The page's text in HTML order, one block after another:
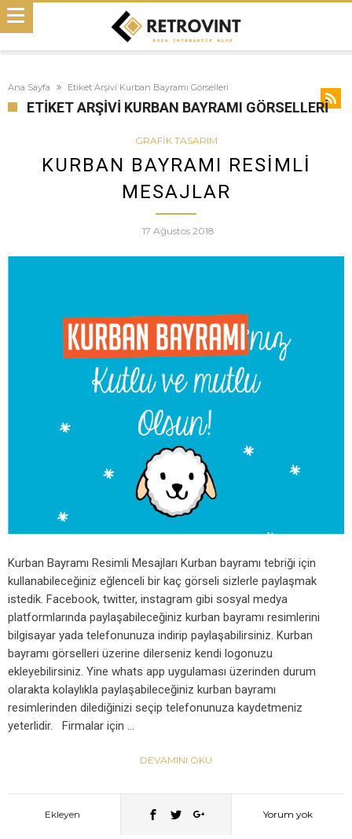
Ana Sayfa Etiket Arşivi Kurban Bayramı Görselleri
ETIKET ARŞIVI KURBAN BAYRAMI GÖRSELLERI
GRAFIK TASARIM
KURBAN BAYRAMI RESIMLI
MESAJLAR
17 Ağustos 2018
Kurban Bayramı Resimli Mesajları Kurban bayramı tebriği için
kullanabileceğiniz eğlenceli bir kaç görseli sizlerle paylaşmak
istedik. Facebook, twitter, instagram gibi sosyal medya
platformlarında paylaşabileceğiniz kurban bayramı resimlerini
bilgisayar yada telefonunuza indirip paylaşabilirsiniz. Kurban
bayramı görselleri üzerine dilerseniz kendi logonuzu
ekleyebilirsiniz. Yine whats app uygulaması üzerinden durum
olarakta kolaylıkla paylaşabileceğiniz kurban bayramı
resimlerinden dilediğinizi seçip telefonunuza kaydetmeniz
yeterlidir. Firmalar için …
DEVAMINI OKU
Ekleyen Yorum yok